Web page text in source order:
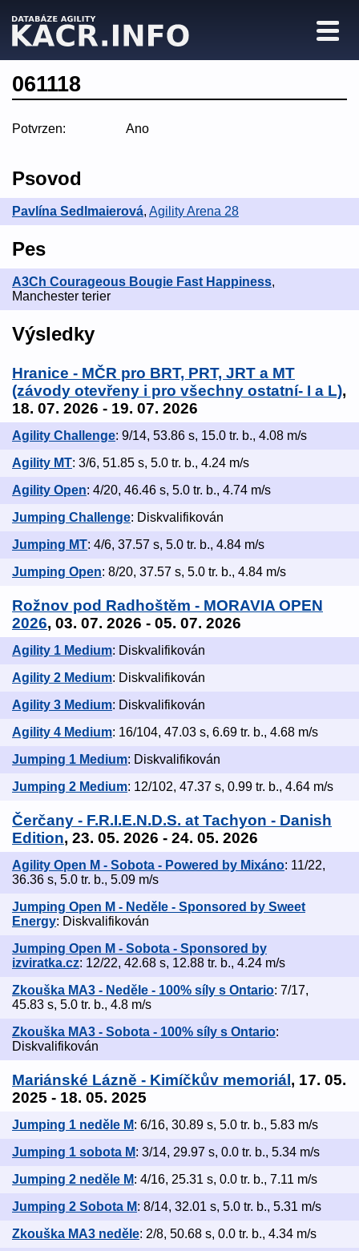
061118
Potvrzen: Ano
Psovod
Pavlína Sedlmaierová, Agility Arena 28
Pes
A3Ch Courageous Bougie Fast Happiness,
Manchester terier
Výsledky
Hranice - MČR pro BRT, PRT, JRT a MT
(závody otevřeny i pro všechny ostatní- I a L),
18. 07. 2026 - 19. 07. 2026
Agility Challenge: 9/14, 53.86 s, 15.0 tr. b., 4.08 m/s
Agility MT: 3/6, 51.85 s, 5.0 tr. b., 4.24 m/s
Agility Open: 4/20, 46.46 s, 5.0 tr. b., 4.74 m/s
Jumping Challenge: Diskvalifikován
Jumping MT: 4/6, 37.57 s, 5.0 tr. b., 4.84 m/s
Jumping Open: 8/20, 37.57 s, 5.0 tr. b., 4.84 m/s
Rožnov pod Radhoštěm - MORAVIA OPEN
2026, 03. 07. 2026 - 05. 07. 2026
Agility 1 Medium: Diskvalifikován
Agility 2 Medium: Diskvalifikován
Agility 3 Medium: Diskvalifikován
Agility 4 Medium: 16/104, 47.03 s, 6.69 tr. b., 4.68 m/s
Jumping 1 Medium: Diskvalifikován
Jumping 2 Medium: 12/102, 47.37 s, 0.99 tr. b., 4.64 m/s
Čerčany - F.R.I.E.N.D.S. at Tachyon - Danish
Edition, 23. 05. 2026 - 24. 05. 2026
Agility Open M - Sobota - Powered by Mixáno: 11/22,
36.36 s, 5.0 tr. b., 5.09 m/s
Jumping Open M - Neděle - Sponsored by Sweet
Energy: Diskvalifikován
Jumping Open M - Sobota - Sponsored by
izviratka.cz: 12/22, 42.68 s, 12.88 tr. b., 4.24 m/s
Zkouška MA3 - Neděle - 100% síly s Ontario: 7/17,
45.83 s, 5.0 tr. b., 4.8 m/s
Zkouška MA3 - Sobota - 100% síly s Ontario:
Diskvalifikován
Mariánské Lázně - Kimíčkův memoriál, 17. 05.
2025 - 18. 05. 2025
Jumping 1 neděle M: 6/16, 30.89 s, 5.0 tr. b., 5.83 m/s
Jumping 1 sobota M: 3/14, 29.97 s, 0.0 tr. b., 5.34 m/s
Jumping 2 neděle M: 4/16, 25.31 s, 0.0 tr. b., 7.11 m/s
Jumping 2 Sobota M: 8/14, 32.01 s, 5.0 tr. b., 5.31 m/s
Zkouška MA3 neděle: 2/8, 50.68 s, 0.0 tr. b., 4.34 m/s